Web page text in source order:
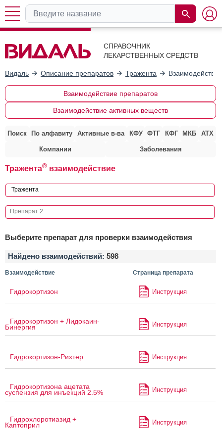
СПРАВОЧНИК
ЛЕКАРСТВЕННЫХ СРЕДСТВ
Видаль Описание препаратов Тражента
Взаимодействие препаратов
Взаимодействие активных веществ
Поиск По алфавиту Активные в-ва КФУ ФТГ КФГ МКБ АТХ
Компании Заболевания
Тражента® взаимодействие
Выберите препарат для проверки взаимодействия
Найдено взаимодействий: 598
Взаимодействие Страница препарата
Гидрокортизон Инструкция
Гидрокортизон + Лидокаин-
Бинергия Инструкция
Гидрокортизон-Рихтер Инструкция
Гидрокортизона ацетата
суспензия для инъекций 2.5% Инструкция
Гидрохлоротиазид +
Каптоприл Инструкция